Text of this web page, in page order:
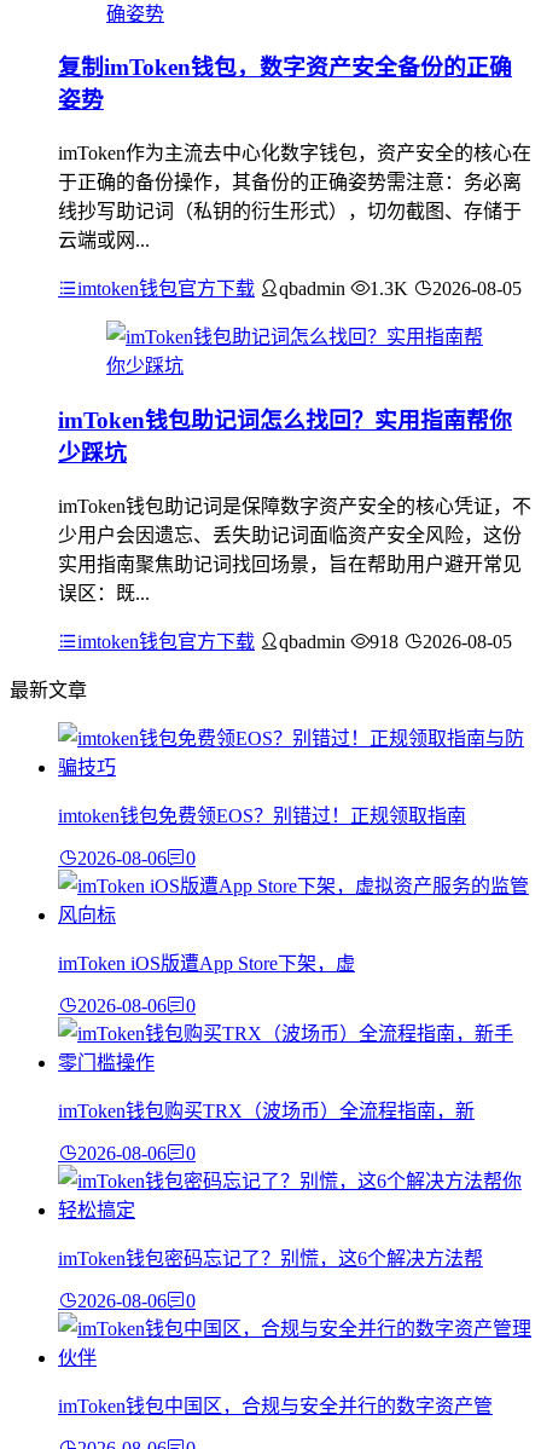
复制imToken钱包，数字资产安全备份的正确
姿势
imToken作为主流去中心化数字钱包，资产安全的核心在
于正确的备份操作，其备份的正确姿势需注意：务必离
线抄写助记词（私钥的衍生形式），切勿截图、存储于
云端或网...
imtoken钱包官方下载 qbadmin 1.3K 2026-08-05
imToken钱包助记词怎么找回？实用指南帮你
少踩坑
imToken钱包助记词是保障数字资产安全的核心凭证，不
少用户会因遗忘、丢失助记词面临资产安全风险，这份
实用指南聚焦助记词找回场景，旨在帮助用户避开常见
误区：既...
imtoken钱包官方下载 qbadmin 918 2026-08-05
最新文章
imtoken钱包免费领EOS？别错过！正规领取指南
2026-08-06 0
imToken iOS版遭App Store下架，虚
2026-08-06 0
imToken钱包购买TRX（波场币）全流程指南，新
2026-08-06 0
imToken钱包密码忘记了？别慌，这6个解决方法帮
2026-08-06 0
imToken钱包中国区，合规与安全并行的数字资产管